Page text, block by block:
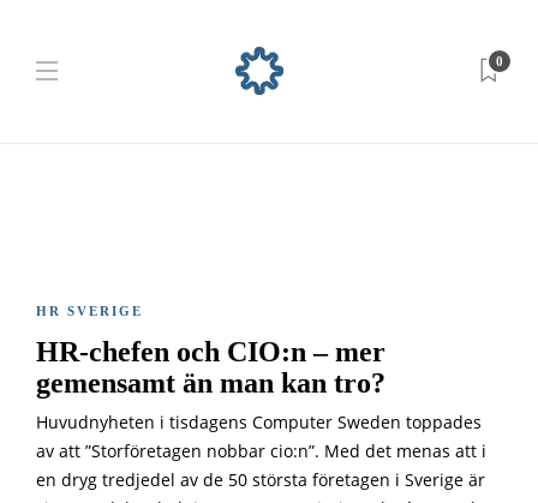
0
HR SVERIGE
HR-chefen och CIO:n – mer
gemensamt än man kan tro?
Huvudnyheten i tisdagens Computer Sweden toppades
av att ”Storföretagen nobbar cio:n”. Med det menas att i
en dryg tredjedel av de 50 största företagen i Sverige är